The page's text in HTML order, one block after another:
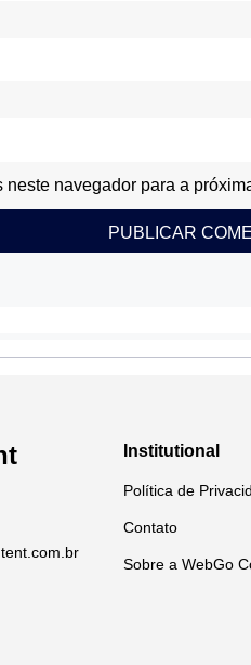
neste navegador para a
Institutional
Política de
Contato
Sobre a WebGo